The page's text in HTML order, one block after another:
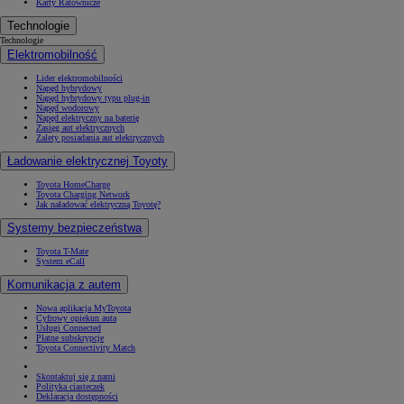
Karty Ratownicze
Technologie
Technologie
Elektromobilność
Lider elektromobilności
Napęd hybrydowy
Napęd hybrydowy typu plug-in
Napęd wodorowy
Napęd elektryczny na baterię
Zasięg aut elektrycznych
Zalety posiadania aut elektrycznych
Ładowanie elektrycznej Toyoty
Toyota HomeCharge
Toyota Charging Network
Jak naładować elektryczną Toyotę?
Systemy bezpieczeństwa
Toyota T-Mate
System eCall
Komunikacja z autem
Nowa aplikacja MyToyota
Cyfrowy opiekun auta
Usługi Connected
Płatne subskrypcje
Toyota Connectivity Match
Skontaktuj się z nami
Polityka ciasteczek
Deklaracja dostępności